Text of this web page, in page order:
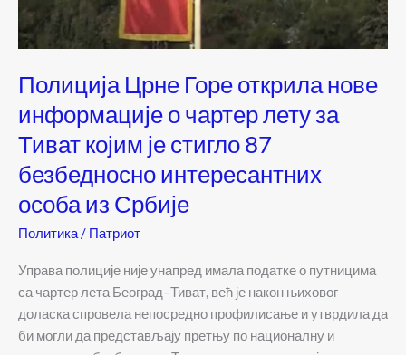
Полиција Црне Горе открила нове
информације о чартер лету за
Тиват којим је стигло 87
безбедносно интересантних
особа из Србије
Политика/ Патриот
Управа полиције није унапред имала податке о путницима
са чартер лета Београд–Тиват, већ је након њиховог
доласка спровела непосредно профилисање и утврдила да
би могли да представљају претњу по националну и